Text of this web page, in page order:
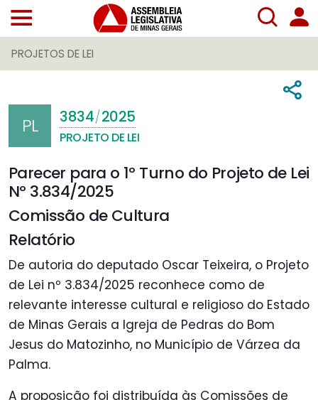
PROJETOS DE LEI
PL 3834/2025
PROJETO DE LEI
Parecer para o 1º Turno do Projeto de Lei
Nº 3.834/2025
Comissão de Cultura
Relatório
De autoria do deputado Oscar Teixeira, o Projeto
de Lei nº 3.834/2025 reconhece como de
relevante interesse cultural e religioso do Estado
de Minas Gerais a Igreja de Pedras do Bom
Jesus do Matozinho, no Município de Várzea da
Palma.
A proposição foi distribuída às Comissões de